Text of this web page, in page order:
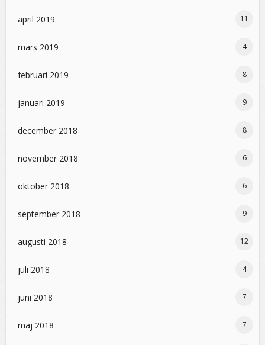
april 2019 11
mars 2019 4
februari 2019 8
januari 2019 9
december 2018 8
november 2018 6
oktober 2018 6
september 2018 9
augusti 2018 12
juli 2018 4
juni 2018 7
maj 2018 7